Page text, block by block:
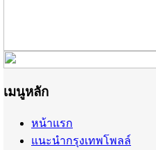
เมนูหลัก
หน้าแรก
แนะนำกรุงเทพโพลล์